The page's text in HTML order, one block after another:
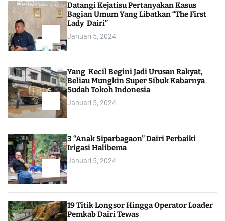
Datangi Kejatisu Pertanyakan Kasus
Bagian Umum Yang Libatkan “The First
Lady Dairi”
Januari 5, 2024
Yang Kecil Begini Jadi Urusan Rakyat,
Beliau Mungkin Super Sibuk Kabarnya
Sudah Tokoh Indonesia
Januari 5, 2024
3 “Anak Siparbagaon” Dairi Perbaiki
Irigasi Halibema
Januari 5, 2024
19 Titik Longsor Hingga Operator Loader
Pemkab Dairi Tewas